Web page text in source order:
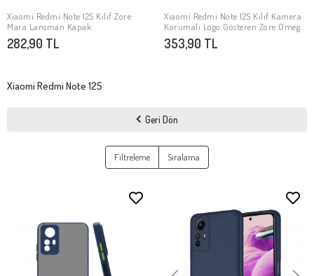
SEPETE EKLE
Xiaomi Redmi Note 12S Kılıf Zore
Mara Lansman Kapak
282,90 TL
SEPETE EKLE
Xiaomi Redmi Note 12S Kılıf Kamera
Korumalı Logo Gösteren Zore Omega
Kapak
353,90 TL
Xiaomi Redmi Note 12S
Geri Dön
Filtreleme Sıralama